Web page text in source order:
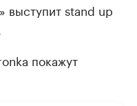
выступит stand up
покажут